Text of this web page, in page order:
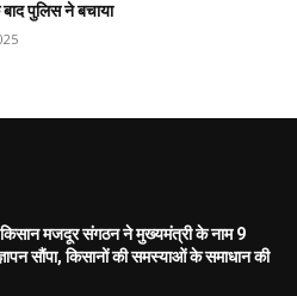
बाद पुलिस ने बचाया
मजदूर संगठन ने मुख्यमंत्री के नाम 9
सौंपा, किसानों की समस्याओं के समाधान की